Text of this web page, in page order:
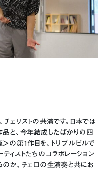
ェリストの共演です。日本では
と、今年結成したばかりの四
の第1作目を、トリプルビルで
ィストたちのコラボレーション
か、チェロの生演奏と共にお